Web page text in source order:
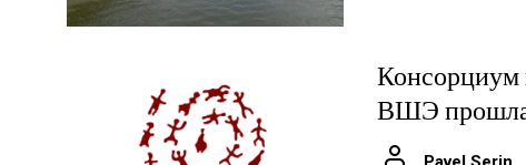
Консорциум
ВШЭ прошла